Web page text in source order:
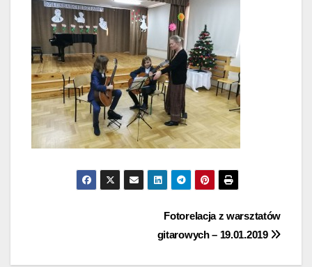
Fotorelacja z warsztatów
gitarowych – 19.01.2019